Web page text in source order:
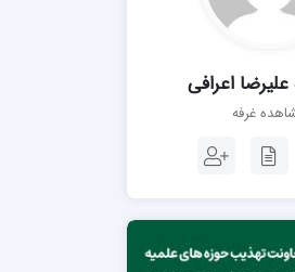
رضا علیه السلام
السلام
علیرضا اعرافی
غرفه